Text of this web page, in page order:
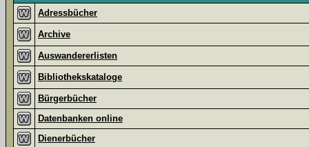
Adressbücher
Archive
Auswandererlisten
Bibliothekskataloge
Bürgerbücher
Datenbanken online
Dienerbücher